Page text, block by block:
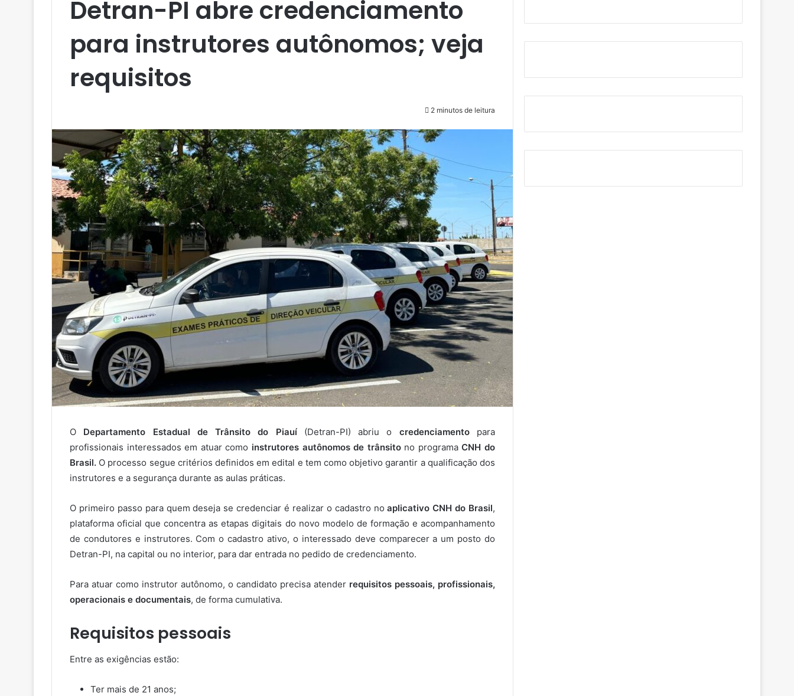
Detran-PI abre credenciamento
para instrutores autônomos; veja
requisitos
2 minutos de leitura
O Departamento Estadual de Trânsito do Piauí(Detran-PI) abriu o credenciamento para
profissionais interessados em atuar como instrutores autônomos de trânsitono programaCNH do
Brasil. O processo segue critérios definidos em edital e tem como objetivo garantir a qualificação dos
instrutores e a segurança durante as aulas práticas.
O primeiro passo para quem deseja se credenciar é realizar o cadastro noaplicativo CNH do Brasil,
plataforma oficial que concentra as etapas digitais do novo modelo de formação e acompanhamento
de condutores e instrutores. Com o cadastro ativo, o interessado deve comparecer a um posto do
Detran-PI, na capital ou no interior, para dar entrada no pedido de credenciamento.
Para atuar como instrutor autônomo, o candidato precisa atender requisitos pessoais, profissionais,
operacionais e documentais, de forma cumulativa.
Requisitos pessoais
Entre as exigências estão:
Ter mais de 21 anos;